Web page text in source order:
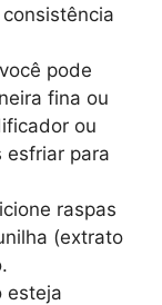
pode
fina ou
ou
esfriar para
raspas
(extrato
esteja